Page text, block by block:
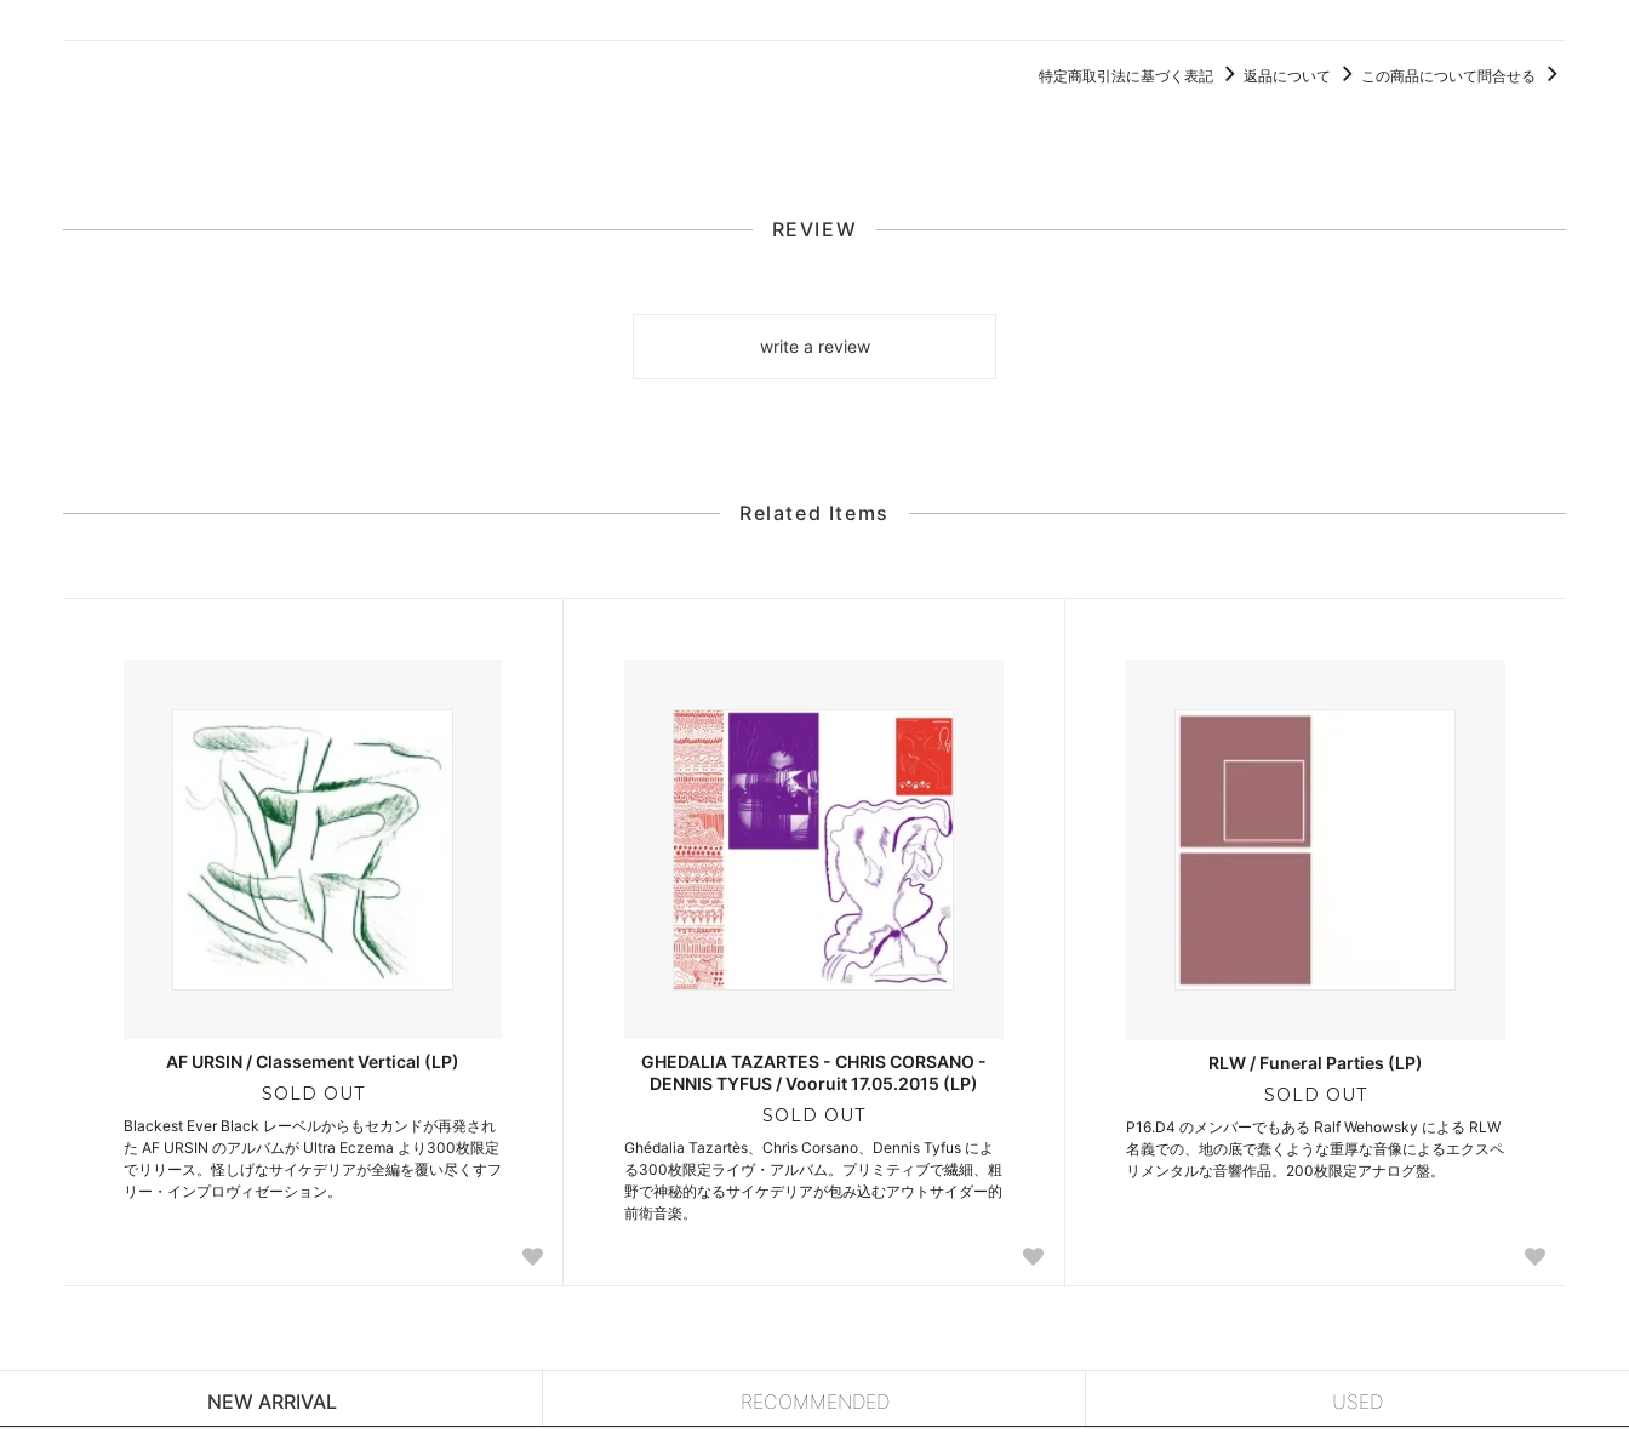
特定商取引法に基づく表記 返品について この商品について問合せる
REVIEW
write a review
Related Items
AF URSIN / Classement Vertical (LP)
SOLD OUT
Blackest Ever Black レーベルからもセカンドが再発され
た AF URSIN のアルバムが Ultra Eczema より300枚限定
でリリース。怪しげなサイケデリアが全編を覆い尽くすフ
リー・インプロヴィゼーション。
GHEDALIA TAZARTES - CHRIS CORSANO -
DENNIS TYFUS / Vooruit 17.05.2015 (LP)
SOLD OUT
Ghédalia Tazartès、Chris Corsano、Dennis Tyfus によ
る300枚限定ライヴ・アルバム。プリミティブで繊細、粗
野で神秘的なるサイケデリアが包み込むアウトサイダー的
前衛音楽。
RLW / Funeral Parties (LP)
SOLD OUT
P16.D4 のメンバーでもある Ralf Wehowsky による RLW
名義での、地の底で蠢くような重厚な音像によるエクスペ
リメンタルな音響作品。200枚限定アナログ盤。
NEW ARRIVAL RECOMMENDED USED